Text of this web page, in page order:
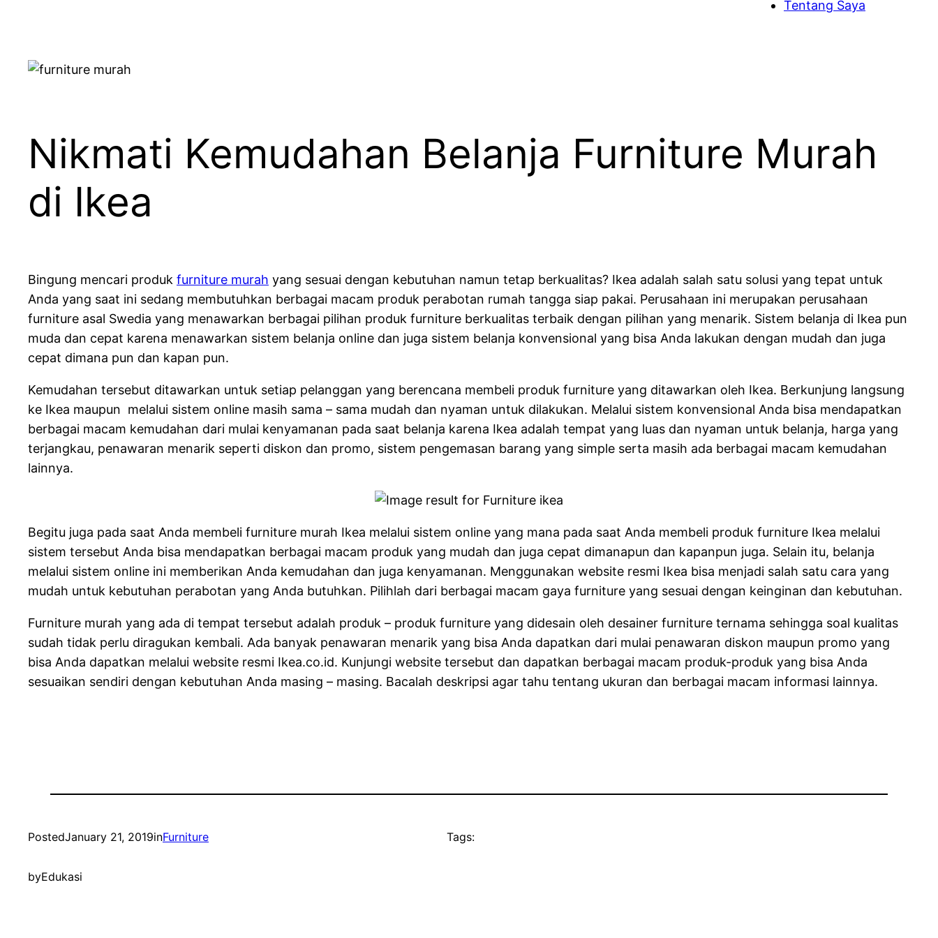
Tentang Saya
Nikmati Kemudahan Belanja Furniture Murah
di Ikea
Bingung mencari produk furniture murah yang sesuai dengan kebutuhan namun tetap berkualitas? Ikea adalah salah satu solusi yang tepat untuk
Anda yang saat ini sedang membutuhkan berbagai macam produk perabotan rumah tangga siap pakai. Perusahaan ini merupakan perusahaan
furniture asal Swedia yang menawarkan berbagai pilihan produk furniture berkualitas terbaik dengan pilihan yang menarik. Sistem belanja di Ikea pun
muda dan cepat karena menawarkan sistem belanja online dan juga sistem belanja konvensional yang bisa Anda lakukan dengan mudah dan juga
cepat dimana pun dan kapan pun.
Kemudahan tersebut ditawarkan untuk setiap pelanggan yang berencana membeli produk furniture yang ditawarkan oleh Ikea. Berkunjung langsung
ke Ikea maupun melalui sistem online masih sama – sama mudah dan nyaman untuk dilakukan. Melalui sistem konvensional Anda bisa mendapatkan
berbagai macam kemudahan dari mulai kenyamanan pada saat belanja karena Ikea adalah tempat yang luas dan nyaman untuk belanja, harga yang
terjangkau, penawaran menarik seperti diskon dan promo, sistem pengemasan barang yang simple serta masih ada berbagai macam kemudahan
lainnya.
Begitu juga pada saat Anda membeli furniture murah Ikea melalui sistem online yang mana pada saat Anda membeli produk furniture Ikea melalui
sistem tersebut Anda bisa mendapatkan berbagai macam produk yang mudah dan juga cepat dimanapun dan kapanpun juga. Selain itu, belanja
melalui sistem online ini memberikan Anda kemudahan dan juga kenyamanan. Menggunakan website resmi Ikea bisa menjadi salah satu cara yang
mudah untuk kebutuhan perabotan yang Anda butuhkan. Pilihlah dari berbagai macam gaya furniture yang sesuai dengan keinginan dan kebutuhan.
Furniture murah yang ada di tempat tersebut adalah produk – produk furniture yang didesain oleh desainer furniture ternama sehingga soal kualitas
sudah tidak perlu diragukan kembali. Ada banyak penawaran menarik yang bisa Anda dapatkan dari mulai penawaran diskon maupun promo yang
bisa Anda dapatkan melalui website resmi Ikea.co.id. Kunjungi website tersebut dan dapatkan berbagai macam produk-produk yang bisa Anda
sesuaikan sendiri dengan kebutuhan Anda masing – masing. Bacalah deskripsi agar tahu tentang ukuran dan berbagai macam informasi lainnya.
PostedJanuary 21, 2019inFurniture
byEdukasi
Tags: